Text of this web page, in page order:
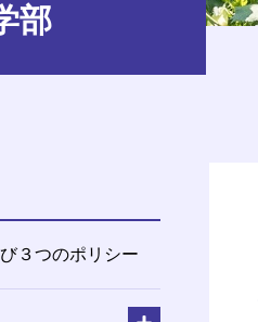
部
３つのポリシー